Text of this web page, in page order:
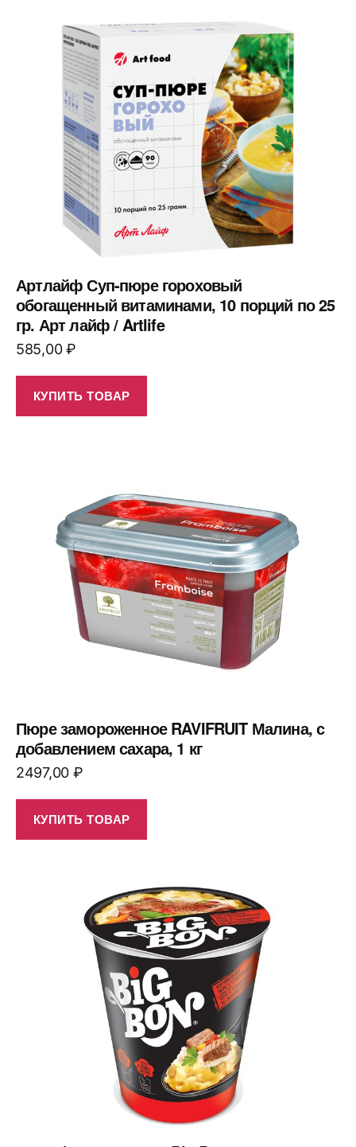
Артлайф Суп-пюре гороховый
обогащенный витаминами, 10 порций по 25
гр. Арт лайф / Artlife
585,00₽
КУПИТЬ ТОВАР
Пюре замороженное RAVIFRUIT Малина, с
добавлением сахара, 1 кг
2497,00 ₽
КУПИТЬ ТОВАР